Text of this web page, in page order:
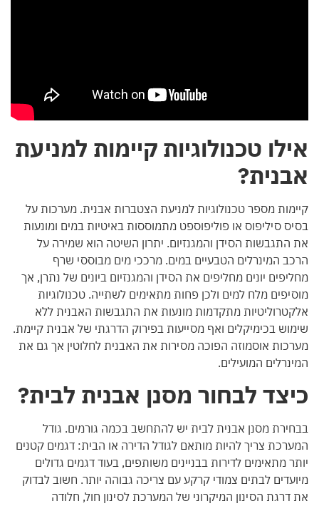
אילו טכנולוגיות קיימות למניעת
אבנית?
קיימות מספר טכנולוגיות למניעת הצטברות אבנית. מערכות על
בסיס סיליפוס או פוליפוספט מתמוססות באיטיות במים ומונעות
את התגבשות הסידן והמגנזיום. יתרון השיטה הוא שמירה על
הרכב המינרלים הטבעיים במים. מרככי מים מבוססי שרף
מחליפים יונים מחליפים את הסידן והמגנזיום ביונים של נתרן, אך
מוסיפים מלח למים ולכן פחות מתאימים לשתייה. טכנולוגיות
אלקטרוליטיות מתקדמות מונעות את התגבשות האבנית ללא
שימוש בכימיקלים ואף מסייעות בפירוק הדרגתי של אבנית קיימת.
מערכות אוסמוזה הפוכה מסירות את האבנית לחלוטין אך גם את
המינרלים המועילים.
כיצד לבחור מסנן אבנית לבית?
בבחירת מסנן אבנית לבית יש להתחשב בכמה גורמים. גודל
המערכת צריך להיות מותאם לגודל הדירה או הבית: דגמים קטנים
יותר מתאימים לדירות בבניינים משותפים, בעוד דגמים גדולים
מיועדים לבתים צמודי קרקע עם צריכה גבוהה יותר. חשוב לבדוק
את דרגת הסינון המיקרוני של המערכת לסינון חול, חלודה